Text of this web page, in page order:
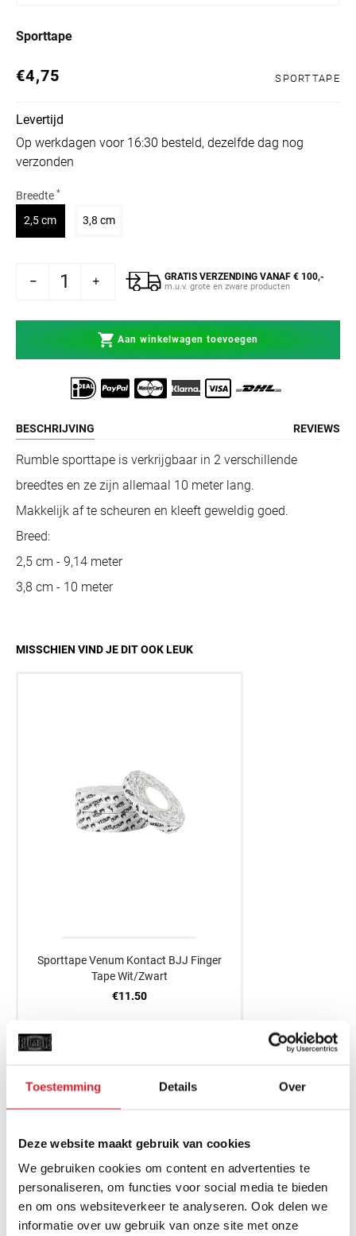
Toestemming Details Over
Deze website maakt gebruik van cookies
We gebruiken cookies om content en advertenties te
personaliseren, om functies voor social media te bieden
en om ons websiteverkeer te analyseren. Ook delen we
informatie over uw gebruik van onze site met onze
Sporttape
Normale prijs
€4,75 SPORTTAPE
Levertijd
Op werkdagen voor 16:30 besteld, dezelfde dag nog
verzonden
Breedte *
2,5 cmVariant uitverkocht of niet beschikbaar
3,8 cmVariant uitverkocht of niet beschikbaar
voor Sporttape
Aantal verhogen voor SporttapeGRATIS VERZENDING VANAF € 100,-
m.u.v. grote en zware producten
Aan winkelwagen toevoegen
BESCHRIJVING REVIEWS
Rumble sporttape is verkrijgbaar in 2 verschillende
breedtes en ze zijn allemaal 10 meter lang.
Makkelijk af te scheuren en kleeft geweldig goed.
Breed:
2,5 cm - 9,14 meter
3,8 cm - 10 meter
MISSCHIEN VIND JE DIT OOK LEUK
Sporttape Venum Kontact BJJ Finger
Tape Wit/Zwart
€11.50
MAAK JE AANKOOP NOG BETER